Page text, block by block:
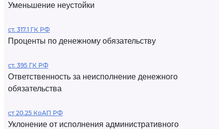
Уменьшение неустойки
ст. 317.1 ГК РФ
Проценты по денежному обязательству
ст. 395 ГК РФ
Ответственность за неисполнение денежного
обязательства
ст 20.25 КоАП РФ
Уклонение от исполнения административного